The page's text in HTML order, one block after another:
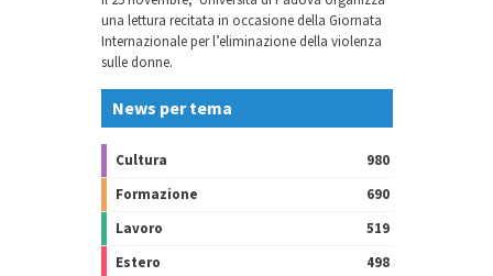
una lettura recitata in occasione della Giornata
Internazionale per l’eliminazione della violenza
sulle donne.
News per tema
Cultura
980
Formazione
690
Lavoro
519
Estero
498